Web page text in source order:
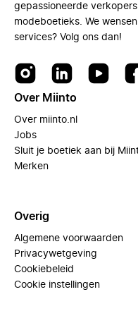
gepassioneerde
modeboetieks. We
services? Volg ons dan!
Over Miinto
Over miinto.nl
Jobs
Sluit je boetiek aan bij
Merken
Overig
Algemene voorwaarden
Privacywetgeving
Cookiebeleid
Cookie instellingen